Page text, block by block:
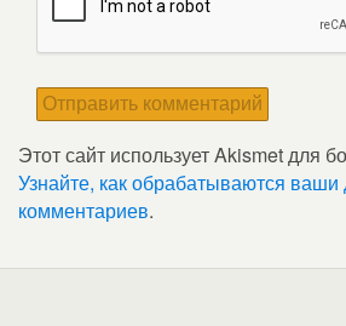
Этот сайт использует Akismet для
Узнайте, как обрабатываются
комментариев.